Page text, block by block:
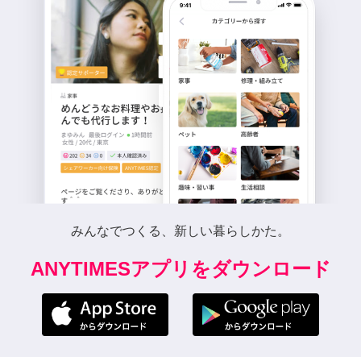
みんなでつくる、新しい暮らしかた。
ANYTIMESアプリをダウンロード